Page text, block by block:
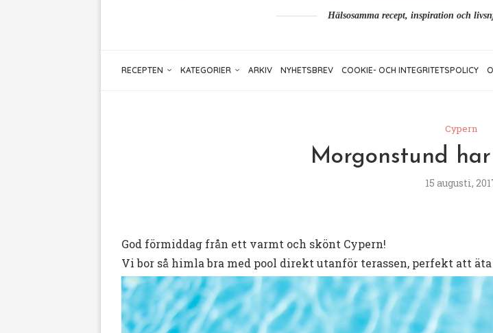
Hälsosamma recept, inspiration och
RECEPTEN KATEGORIER ARKIV NYHETSBREV COOKIE- OCH INTEGRITETSPOLICY
Cypern
Morgonstund
15 augusti,
God förmiddag från ett varmt och skönt Cypern!
Vi bor så himla bra med pool direkt utanför terassen, perfekt att